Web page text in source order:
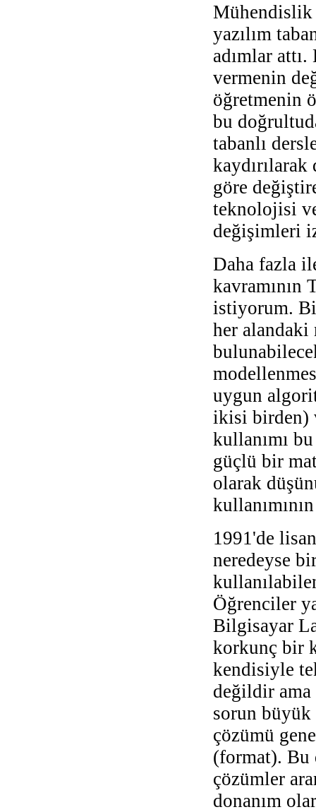
Mühendislik
yazılım
adımlar
vermenin
öğretmenin
bu
tabanlı
göre
teknolojisi
değişimleri
Daha fazla
kavramının
istiyorum.
her
uygun
ikisi birden)
kullanımı
güçlü bir
olarak
1991'de
neredeyse
Öğrenciler
Bilgisayar
korkunç bir
kendisiyle
değildir ama
sorun
çözümü
(format). Bu
çözümler
donanım